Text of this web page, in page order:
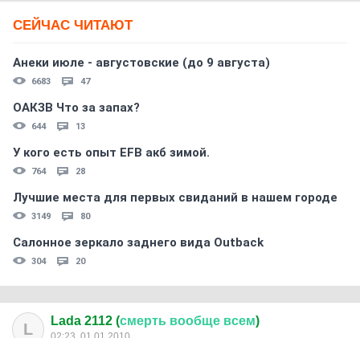
СЕЙЧАС ЧИТАЮТ
Анеки июле - августовские (до 9 августа)
6683 47
ОАКЗВ Что за запах?
644 13
У кого есть опыт EFB акб зимой.
764 28
Лучшие места для первых свиданий в нашем городе
3149 80
Салонное зеркало заднего вида Outback
304 20
L Lada 2112 (смерть вообще всем)